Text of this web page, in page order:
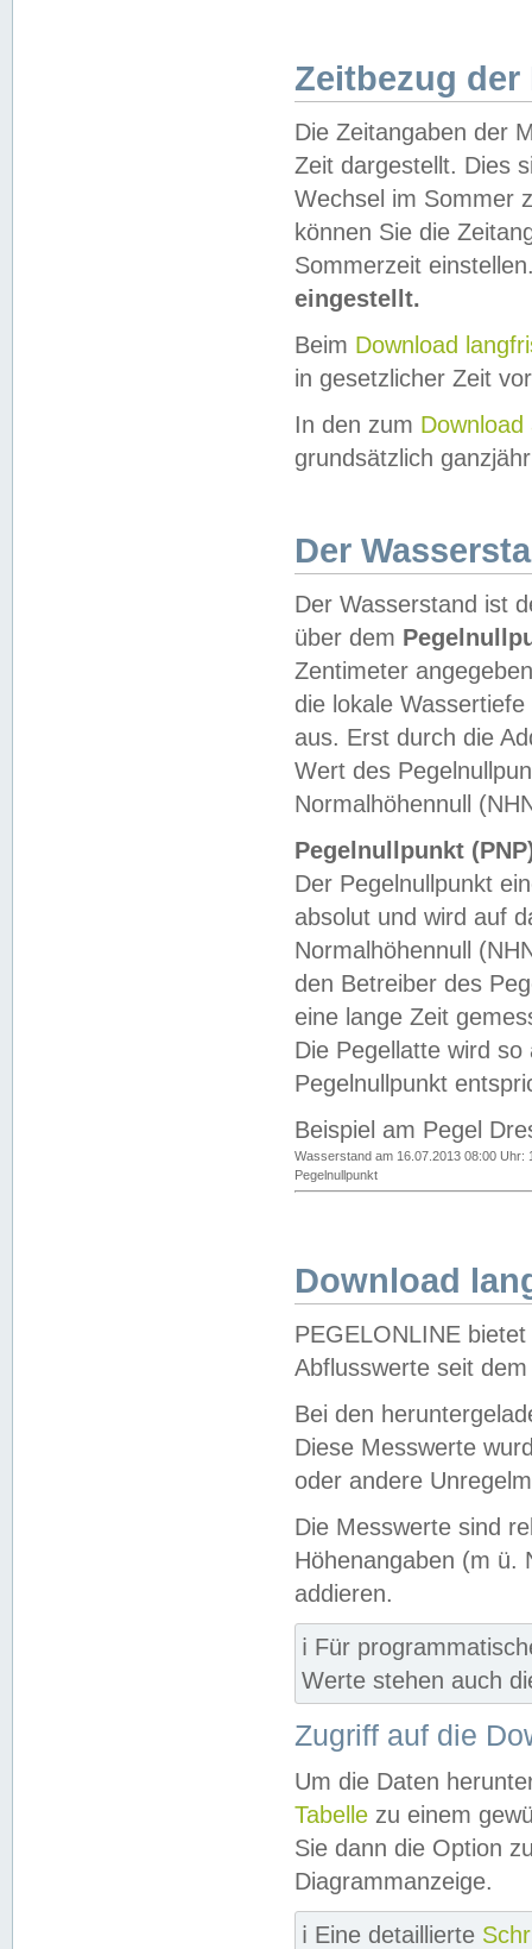
Zeitbezug der
Die Zeitangaben der
Zeit dargestellt. Dies
Wechsel im Sommer
können Sie die
Sommerzeit
eingestellt.
Beim Download
in gesetzlicher Zeit
In den zum Download
grundsätzlich
Der
Der Wasserstand ist
über dem
Zentimeter
die lokale
aus. Erst durch die
Wert des
Normalhöhennull
Pegelnullpunkt
Der Pegelnullpunkt
absolut und wird auf
Normalhöhennull
den Betreiber des
eine lange Zeit
Die Pegellatte wird
Pegelnullpunkt
Beispiel am Pegel
Wasserstand am 16.07.2013 08:00 Uhr:
Pegelnullpunkt
Download
PEGELONLINE
Abflusswerte seit
Bei den
Diese Messwerte
oder andere
Die Messwerte sind
Höhenangaben (m ü.
addieren.
ℹ️ Für
Werte stehen auch
Zugriff auf die
Um die Daten
Tabelle zu einem
Sie dann die Option
Diagrammanzeige.
ℹ️ Eine detaillierte